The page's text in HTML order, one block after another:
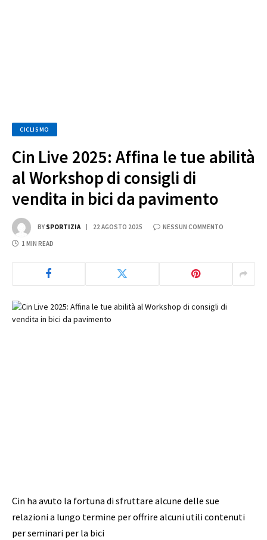
CICLISMO
Cin Live 2025: Affina le tue abilità
al Workshop di consigli di
vendita in bici da pavimento
BY SPORTIZIA 22 AGOSTO 2025 NESSUN COMMENTO
1 MIN READ
Cin ha avuto la fortuna di sfruttare alcune delle sue
relazioni a lungo termine per offrire alcuni utili contenuti
per seminari per la bici